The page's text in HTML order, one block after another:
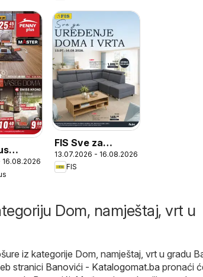
FIS Sve za
uređenje doma i
vrta
13.07.2026 - 16.08.2026
FIS
Dom, namještaj, vrt u
iz kategorije Dom, namještaj, vrt u gradu
stranici Banovići - Katalogomat.ba pronaći